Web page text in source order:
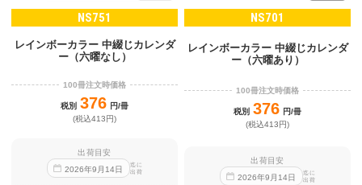
NS751
レインボーカラー 中綴じカレンダ
ー（六曜なし）
100冊注文時価格
税別 376 円/冊
(税込413円)
出荷目安
2026年9 月14日
迄に
出荷
NS701
レインボーカラー 中綴じカレンダ
ー（六曜あり）
100冊注文時価格
税別 376 円/冊
(税込413円)
出荷目安
2026年9 月 14日
迄に
出荷